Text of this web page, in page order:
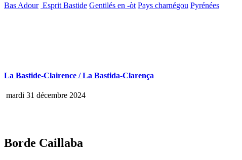
Bas Adour Esprit Bastide Gentilés en -òt Pays charnégou Pyrénées
La Bastide-Clairence / La Bastida-Clarença
mardi 31 décembre 2024
Borde Caillaba